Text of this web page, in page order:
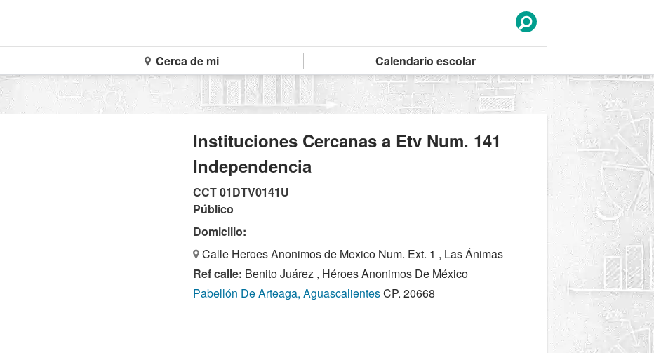
Cerca de mi Calendario escolar
Instituciones Cercanas a Etv Num. 141
Independencia
CCT 01DTV0141U
Público
Domicilio:
Calle Heroes Anonimos de Mexico Num. Ext. 1 , Las Ánimas
Ref calle: Benito Juárez , Héroes Anonimos De México
Pabellón De Arteaga, AguascalientesCP. 20668